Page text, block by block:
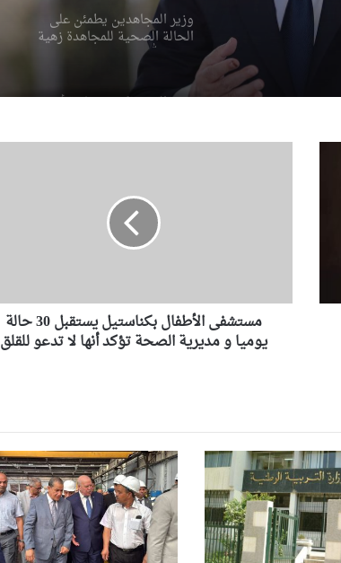
وزير الري يؤكد من باتنة أن
ضمان الأمن المائي أولوية وطنية
وزارة الصحة سخرت جميع
قسنطينة وتيارت
الوطنية العظمى ” النصر”
بالعاصمة مينسك
الوطنية البيلاروسية
السيّد عطاف يجري لقاء على
السيّد عطاف يضع إكليلا من
الزهور أمام تمثال النصر بالعاصمة
مينسك
صحيفة إسبانية: مخزونات الغاز
الأوروبية تهبط إلى أدنى مستوى
منذ عام 2011
أ
ن
ا
س
ت
ي
ل
ي
مستشفى الأطفال بكناستيل يستقبل 30 حالة
يوميا و مديرية الصحة تؤكد أنها لا تدعو للقلق